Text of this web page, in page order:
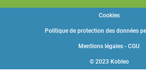
© 2023 Kobleo
Mentions légales - CGU
Politique de protection des données
Cookies